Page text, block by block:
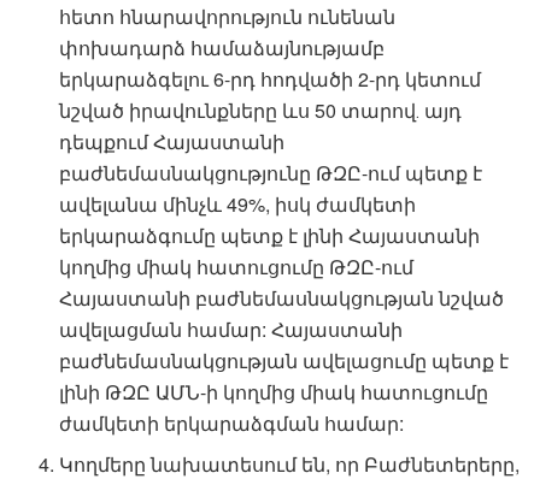
հետո հնարավորություն ունենան
փոխադարձ համաձայնությամբ
երկարաձգելու 6-րդ հոդվածի 2-րդ կետում
նշված իրավունքները ևս 50 տարով․ այդ
դեպքում Հայաստանի
բաժնեմասնակցությունը ԹԶԸ-ում պետք է
ավելանա մինչև 49%, իսկ ժամկետի
երկարաձգումը պետք է լինի Հայաստանի
կողմից միակ հատուցումը ԹԶԸ-ում
Հայաստանի բաժնեմասնակցության նշված
ավելացման համար: Հայաստանի
բաժնեմասնակցության ավելացումը պետք է
լինի ԹԶԸ ԱՄՆ-ի կողմից միակ հատուցումը
ժամկետի երկարաձգման համար:
Կողմերը նախատեսում են, որ Բաժնետերերը,